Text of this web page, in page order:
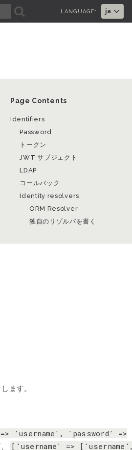
A LANGUAGE: ja
Page Contents
Identifiers
Password
トークン
JWT サブジェクト
LDAP
コールバック
Identity resolvers
ORM Resolver
独自のリゾルバを書く
ます。
=> 'username', 'password'
=>
['username' =>
['username',